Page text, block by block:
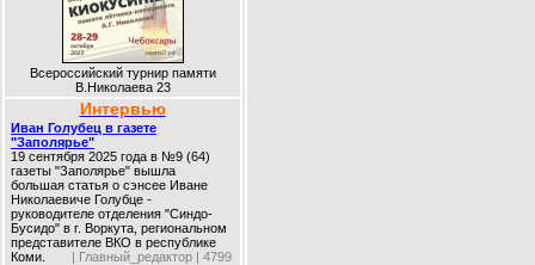
Всероссийский турнир памяти
В.Николаева 23
Интервью
Иван Голубец в газете
"Заполярье"
19 сентября 2025 года в №9 (64)
газеты "Заполярье" вышла
большая статья о сэнсее Иване
Николаевиче Голубце -
руководителе отделения "Синдо-
Бусидо" в г. Воркута, региональном
представителе ВКО в республике
Коми.
| Главный_редактор | 4799